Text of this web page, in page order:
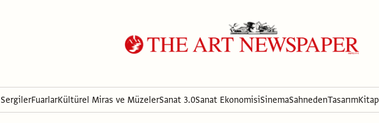
SergilerFuarlarKültürel Miras ve MüzelerSanat 3.0Sanat EkonomisiSinemaSahnedenTasarımKitap